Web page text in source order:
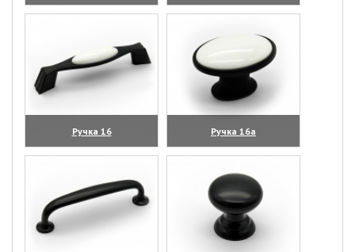
(увеличить)
(увеличить)
Ручка 16
(увеличить)
Ручка 16а
(увеличить)